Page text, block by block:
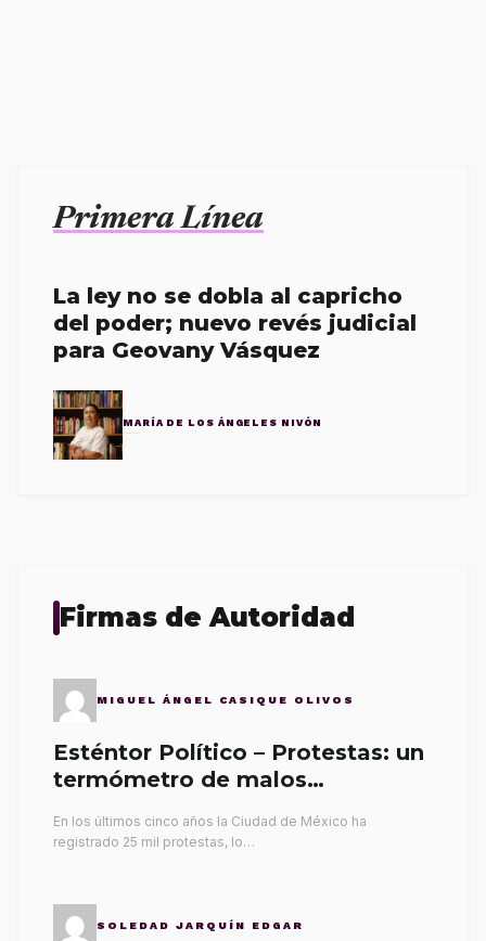
Primera Línea
La ley no se dobla al capricho
del poder; nuevo revés judicial
para Geovany Vásquez
MARÍA DE LOS ÁNGELES NIVÓN
Firmas de Autoridad
MIGUEL ÁNGEL CASIQUE OLIVOS
Esténtor Político – Protestas: un
termómetro de malos
En los últimos cinco años la Ciudad de México ha
registrado 25 mil protestas, lo…
SOLEDAD JARQUÍN EDGAR